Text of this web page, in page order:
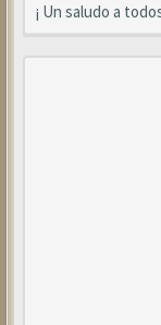
¡ Un saludo a